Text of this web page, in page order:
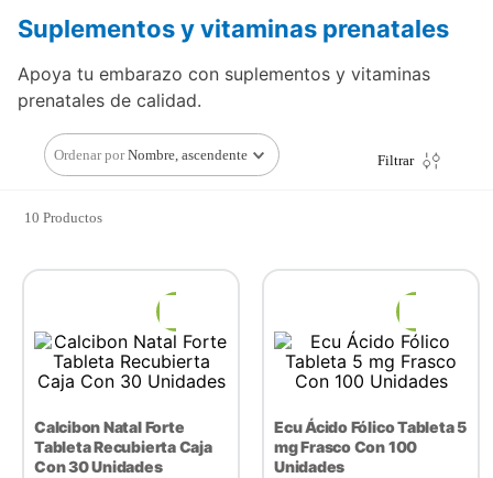
Suplementos y vitaminas prenatales
Apoya tu embarazo con suplementos y vitaminas
prenatales de calidad.
Ordenar por Nombre, ascendente Filtrar
10 Productos
Calcibon Natal Forte
Tableta Recubierta Caja
Con 30 Unidades
Ecu Ácido Fólico Tableta 5
mg Frasco Con 100
Unidades